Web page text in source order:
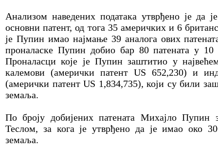
Анализом наведених података утврђено је
основни патент, од тога 35 америчких и 6
је Пупин имао најмање 39 аналога ових
проналаске Пупин добио бар 80 патената у 10
Проналасци које је Пупин заштитио у
калемови (амерички патент US 652,230) и
(амерички патент US 1,834,735), који су били
земаља.
По броју добијених патената Михајло Пупин
Теслом, за кога је утврђено да је имао око
земаља.